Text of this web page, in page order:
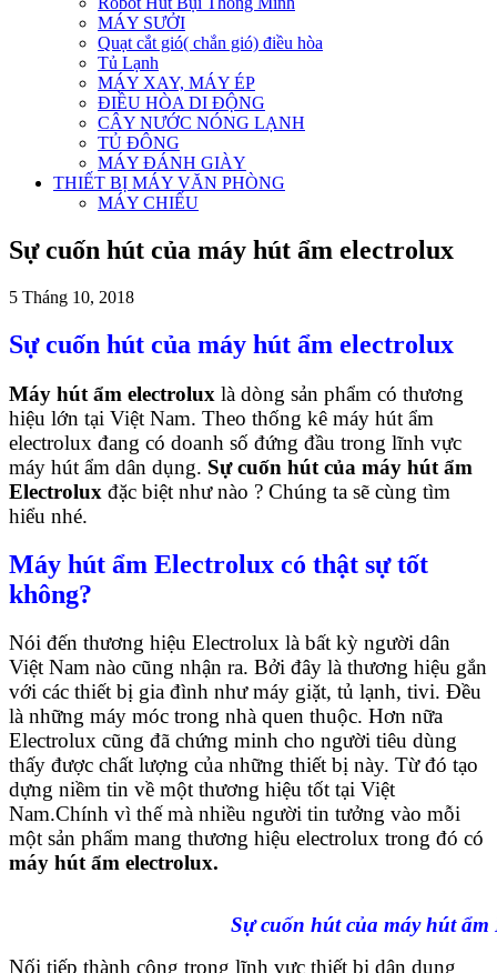
MÁY SƯỞI
Quạt cắt gió( chắn gió) điều hòa
Tủ Lạnh
MÁY XAY, MÁY ÉP
ĐIỀU HÒA DI ĐỘNG
CÂY NƯỚC NÓNG LẠNH
TỦ ĐÔNG
MÁY ĐÁNH GIÀY
THIẾT BỊ MÁY VĂN PHÒNG
MÁY CHIẾU
Sự cuốn hút của máy hút ẩm electrolux
5 Tháng 10, 2018
Sự cuốn hút của máy hút ẩm electrolux
Máy hút ẩm electrolux là dòng sản phẩm có thương
hiệu lớn tại Việt Nam. Theo thống kê máy hút ẩm
electrolux đang có doanh số đứng đầu trong lĩnh vực
máy hút ẩm dân dụng. Sự cuốn hút của máy hút ẩm
Electrolux đặc biệt như nào ? Chúng ta sẽ cùng tìm
hiểu nhé.
Máy hút ẩm Electrolux có thật sự tốt
không?
Nói đến thương hiệu Electrolux là bất kỳ người dân
Việt Nam nào cũng nhận ra. Bởi đây là thương hiệu gắn
với các thiết bị gia đình như máy giặt, tủ lạnh, tivi. Đều
là những máy móc trong nhà quen thuộc. Hơn nữa
Electrolux cũng đã chứng minh cho người tiêu dùng
thấy được chất lượng của những thiết bị này. Từ đó tạo
dựng niềm tin về một thương hiệu tốt tại Việt
Nam.Chính vì thế mà nhiều người tin tưởng vào mỗi
một sản phẩm mang thương hiệu electrolux trong đó có
máy hút ẩm electrolux.
Sự cuốn hút của máy hút ẩm
Nối tiếp thành công trong lĩnh vực thiết bị dân dụng